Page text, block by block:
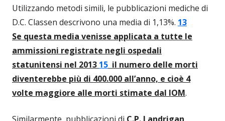
Utilizzando metodi simili, le pubblicazioni mediche di
D.C. Classen descrivono una media di 1,13%. 13
Se questa media venisse applicata a tutte le
ammissioni registrate negli ospedali
statunitensi nel 2013 15 il numero delle morti
diventerebbe più di 400.000 all’anno, e cioè 4
volte maggiore alle morti stimate dal IOM.